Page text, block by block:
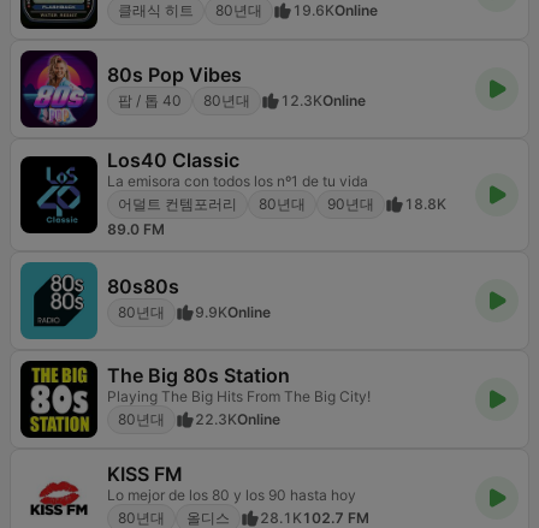
클래식 히트
80년대 19.6KOnline
80s Pop Vibes
팝 / 톱 40 80년대 12.3KOnline
Los40 Classic
La emisora con todos los nº1 de tu vida
어덜트 컨템포러리
80년대 90년대
18.8K
89.0 FM
80s80s
80년대 9.9KOnline
The Big 80s Station
Playing The Big Hits From The Big City!
80년대
22.3KOnline
KISS FM
Lo mejor de los 80 y los 90 hasta hoy
80년대
올디스 28.1K102.7 FM